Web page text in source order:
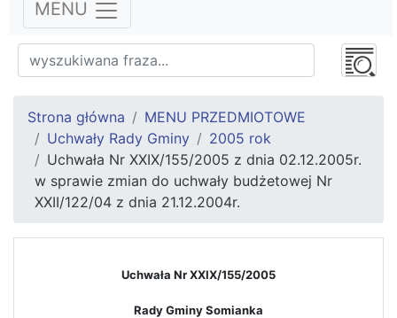
MENU
Strona główna
MENU PRZEDMIOTOWE
Uchwały Rady Gminy
2005 rok
Uchwała Nr XXIX/155/2005 z dnia 02.12.2005r.
w sprawie zmian do uchwały budżetowej Nr
XXII/122/04 z dnia 21.12.2004r.
Uchwała Nr XXIX/155/2005
Rady Gminy Somianka